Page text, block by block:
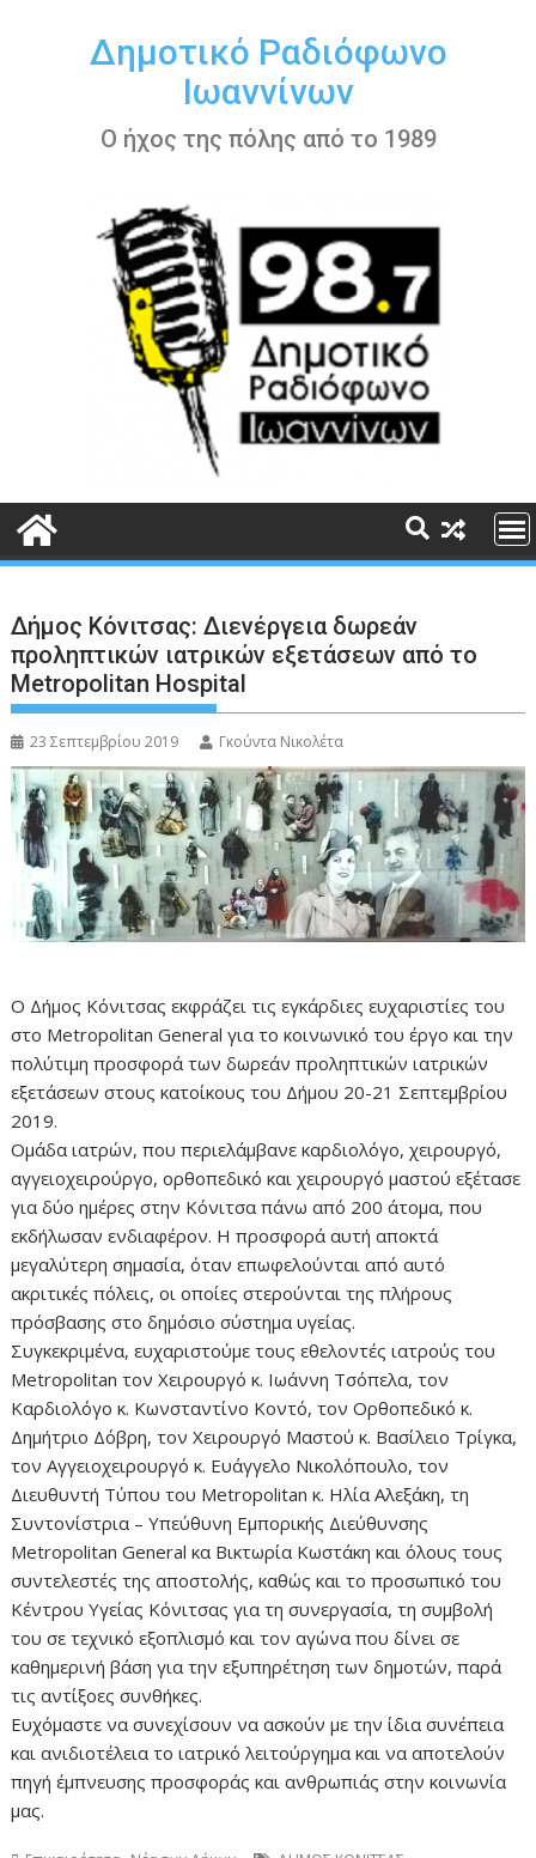
περιεχόμενοΔημοτικό Ραδιόφωνο
Ιωαννίνων
Ο ήχος της πόλης από το 1989
Δήμος Κόνιτσας: Διενέργεια δωρεάν
προληπτικών ιατρικών εξετάσεων από το
Metropolitan Hospital
23 Σεπτεμβρίου 2019 Γκούντα Νικολέτα
Ο Δήμος Κόνιτσας εκφράζει τις εγκάρδιες ευχαριστίες του
στο Metropolitan General για το κοινωνικό του έργο και την
πολύτιμη προσφορά των δωρεάν προληπτικών ιατρικών
εξετάσεων στους κατοίκους του Δήμου 20-21 Σεπτεμβρίου
2019.
Ομάδα ιατρών, που περιελάμβανε καρδιολόγο, χειρουργό,
αγγειοχειρούργο, ορθοπεδικό και χειρουργό μαστού εξέτασε
για δύο ημέρες στην Κόνιτσα πάνω από 200 άτομα, που
εκδήλωσαν ενδιαφέρον. Η προσφορά αυτή αποκτά
μεγαλύτερη σημασία, όταν επωφελούνται από αυτό
ακριτικές πόλεις, οι οποίες στερούνται της πλήρους
πρόσβασης στο δημόσιο σύστημα υγείας.
Συγκεκριμένα, ευχαριστούμε τους εθελοντές ιατρούς του
Metropolitan τον Χειρουργό κ. Ιωάννη Τσόπελα, τον
Καρδιολόγο κ. Κωνσταντίνο Κοντό, τον Ορθοπεδικό κ.
Δημήτριο Δόβρη, τον Χειρουργό Μαστού κ. Βασίλειο Τρίγκα,
τον Αγγειοχειρουργό κ. Ευάγγελο Νικολόπουλο, τον
Διευθυντή Τύπου του Metropolitan κ. Ηλία Αλεξάκη, τη
Συντονίστρια – Υπεύθυνη Εμπορικής Διεύθυνσης
Metropolitan General κα Βικτωρία Κωστάκη και όλους τους
συντελεστές της αποστολής, καθώς και το προσωπικό του
Κέντρου Υγείας Κόνιτσας για τη συνεργασία, τη συμβολή
του σε τεχνικό εξοπλισμό και τον αγώνα που δίνει σε
καθημερινή βάση για την εξυπηρέτηση των δημοτών, παρά
τις αντίξοες συνθήκες.
Ευχόμαστε να συνεχίσουν να ασκούν με την ίδια συνέπεια
και ανιδιοτέλεια το ιατρικό λειτούργημα και να αποτελούν
πηγή έμπνευσης προσφοράς και ανθρωπιάς στην κοινωνία
μας.